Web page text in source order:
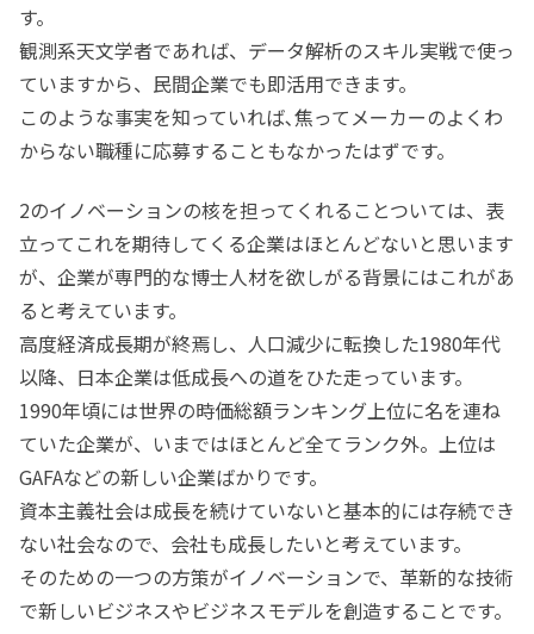
す。
観測系天文学者であれば、データ解析のスキル実戦で使っ
ていますから、民間企業でも即活用できます。
このような事実を知っていれば､焦ってメーカーのよくわ
からない職種に応募することもなかったはずです。
2のイノベーションの核を担ってくれることついては、表
立ってこれを期待してくる企業はほとんどないと思います
が、企業が専門的な博士人材を欲しがる背景にはこれがあ
ると考えています。
高度経済成長期が終焉し、人口減少に転換した1980年代
以降、日本企業は低成長への道をひた走っています。
1990年頃には世界の時価総額ランキング上位に名を連ね
ていた企業が、いまではほとんど全てランク外。上位は
GAFAなどの新しい企業ばかりです。
資本主義社会は成長を続けていないと基本的には存続でき
ない社会なので、会社も成長したいと考えています。
そのための一つの方策がイノベーションで、革新的な技術
で新しいビジネスやビジネスモデルを創造することです。